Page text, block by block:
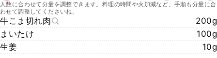
人数に合わせて分量を調整できます。料理の時間や火加減など、手順も分量に合
わせて調整してくださいね。
牛こま切れ肉
200g
まいたけ
100g
生姜
10g